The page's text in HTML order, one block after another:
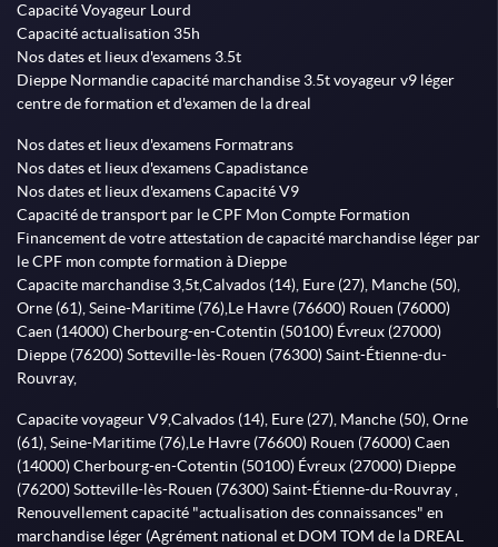
Capacité Voyageur Lourd
Capacité actualisation 35h
Nos dates et lieux d'examens 3.5t
Dieppe Normandie capacité marchandise 3.5t voyageur v9 léger
centre de formation et d'examen de la dreal
Nos dates et lieux d'examens Formatrans
Nos dates et lieux d'examens Capadistance
Nos dates et lieux d'examens Capacité V9
Capacité de transport par le CPF Mon Compte Formation
Financement de votre attestation de capacité marchandise léger par
le CPF mon compte formation à Dieppe
Capacite marchandise 3,5t,Calvados (14), Eure (27), Manche (50),
Orne (61), Seine-Maritime (76),Le Havre (76600) Rouen (76000)
Caen (14000) Cherbourg-en-Cotentin (50100) Évreux (27000)
Dieppe (76200) Sotteville-lès-Rouen (76300) Saint-Étienne-du-
Rouvray,
Capacite voyageur V9,Calvados (14), Eure (27), Manche (50), Orne
(61), Seine-Maritime (76),Le Havre (76600) Rouen (76000) Caen
(14000) Cherbourg-en-Cotentin (50100) Évreux (27000) Dieppe
(76200) Sotteville-lès-Rouen (76300) Saint-Étienne-du-Rouvray ,
Renouvellement capacité "actualisation des connaissances" en
marchandise léger (Agrément national et DOM TOM de la DREAL